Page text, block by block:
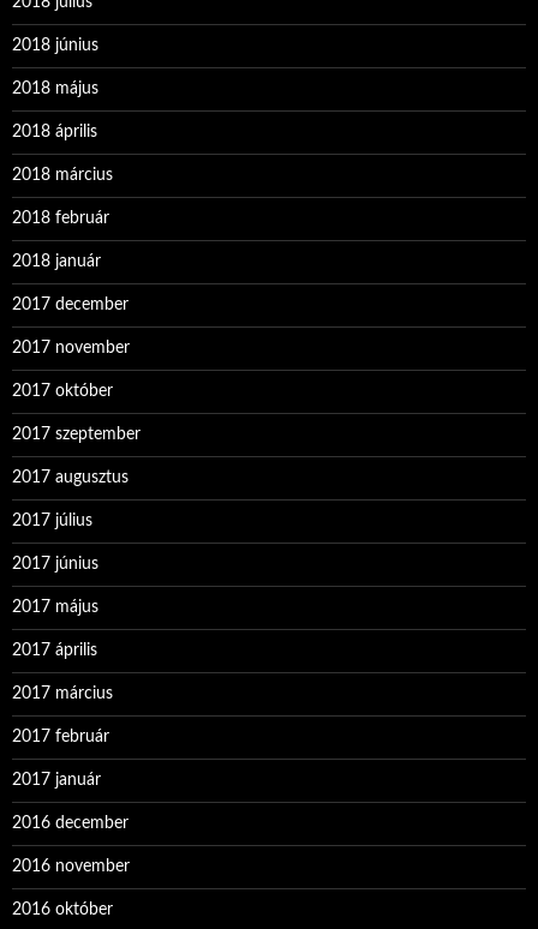
2018 június
2018 május
2018 április
2018 március
2018 február
2018 január
2017 december
2017 november
2017 október
2017 szeptember
2017 augusztus
2017 július
2017 június
2017 május
2017 április
2017 március
2017 február
2017 január
2016 december
2016 november
2016 október